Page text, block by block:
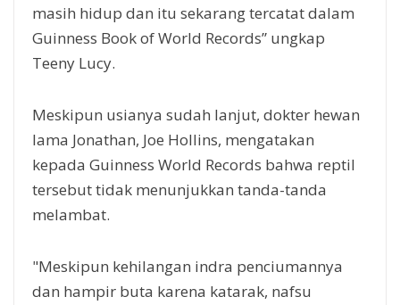
masih hidup dan itu sekarang tercatat dalam
Guinness Book of World Records” ungkap
Teeny Lucy.
Meskipun usianya sudah lanjut, dokter hewan
lama Jonathan, Joe Hollins, mengatakan
kepada Guinness World Records bahwa reptil
tersebut tidak menunjukkan tanda-tanda
melambat.
"Meskipun kehilangan indra penciumannya
dan hampir buta karena katarak, nafsu